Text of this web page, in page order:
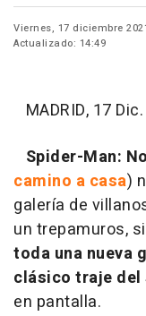
Viernes, 17 diciembre
Actualizado: 14:49
MADRID, 17
Spider-Man:
camino a casa)
galería de
un trepamuros,
toda una nueva
clásico traje del
en pantalla.